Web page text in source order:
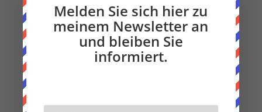
In der Regel fotografiere ich die Männer für
diese Serie selbst. Andreas lebt in Bremen und
somit war das in diesem Jahr nicht möglich.
Darum hier einige Fotos, die
Andreas gemacht hat.
Melden Sie sich hier zu
meinem Newsletter an
und bleiben Sie
informiert.